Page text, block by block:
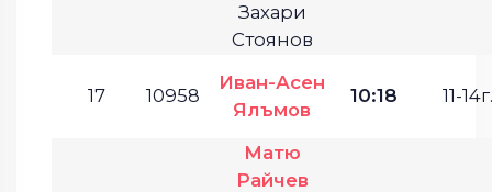
Захари
Стоянов
17 10958
Иван-Асен
Ялъмов
10:18 11-14г.
Матю
Райчев